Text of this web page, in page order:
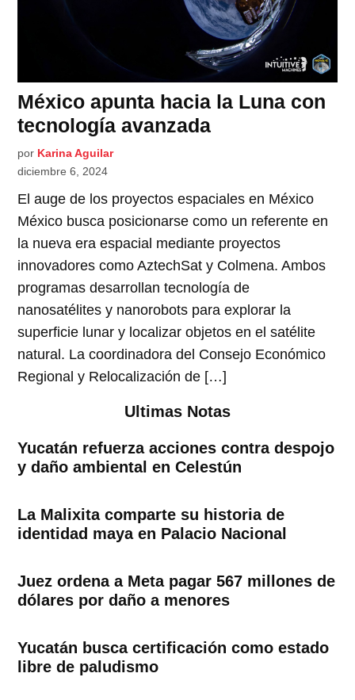
México apunta hacia la Luna con
tecnología avanzada
por Karina Aguilar
diciembre 6, 2024
El auge de los proyectos espaciales en México
México busca posicionarse como un referente en
la nueva era espacial mediante proyectos
innovadores como AztechSat y Colmena. Ambos
programas desarrollan tecnología de
nanosatélites y nanorobots para explorar la
superficie lunar y localizar objetos en el satélite
natural. La coordinadora del Consejo Económico
Regional y Relocalización de […]
Ultimas Notas
Yucatán refuerza acciones contra despojo
y daño ambiental en Celestún
La Malixita comparte su historia de
identidad maya en Palacio Nacional
Juez ordena a Meta pagar 567 millones de
dólares por daño a menores
Yucatán busca certificación como estado
libre de paludismo